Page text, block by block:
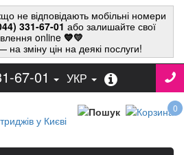
не відповідають мобільні номери
331-67-01 або залишайте свої
online💙💛
на зміну цін на деякі послуги!
67-01 УКР
0